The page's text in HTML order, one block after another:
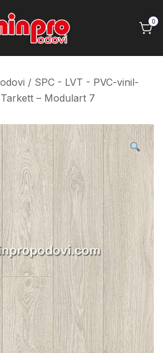
podovi
0
/ SPC - LVT - PVC-vinil-
– Modulart 7